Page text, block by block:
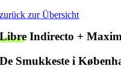
Zum
springen
zurück zur Übersicht
Libre Indirecto +
De Smukkeste i